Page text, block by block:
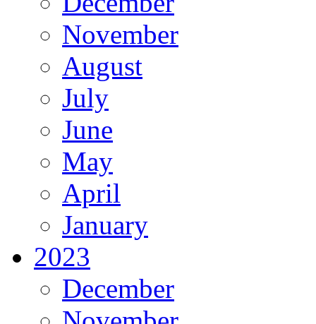
November
August
July
June
May
April
January
2023
December